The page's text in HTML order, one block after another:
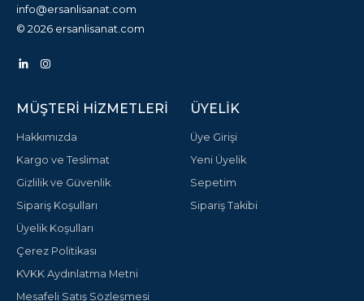
info@ersanlisanat.com
© 2026 ersanlisanat.com
MÜŞTERI HIZMETLERI
Hakkımızda
Kargo ve Teslimat
Gizlilik ve Güvenlik
Sipariş Koşulları
Üyelik Koşulları
Çerez Politikası
KVKK Aydınlatma Metni
Mesafeli Satış Sözleşmesi
ÜYELIK
Üye Girişi
Yeni Üyelik
Sepetim
Sipariş Takibi